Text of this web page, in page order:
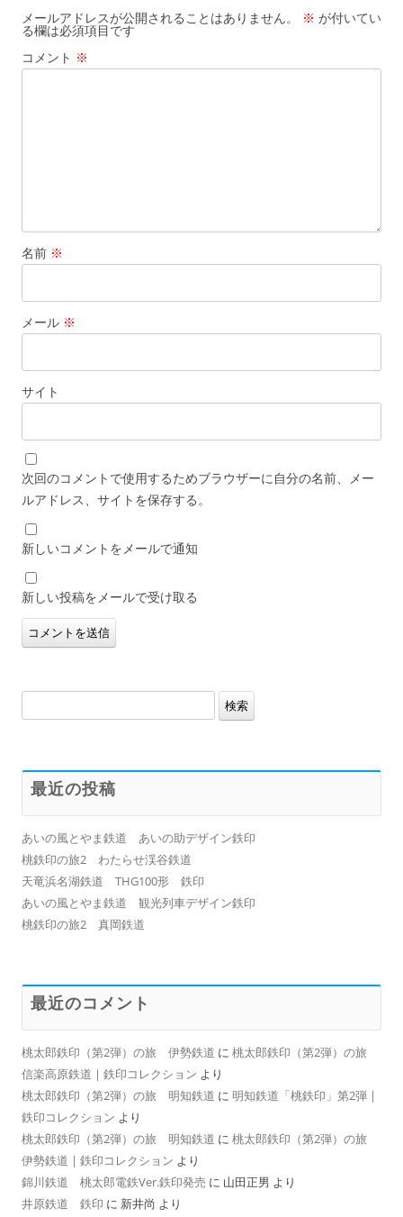
メールアドレスが公開されることはありません。 ※ が付いてい
る欄は必須項目です
コメント ※
名前 ※
メール ※
サイト
次回のコメントで使用するためブラウザーに自分の名前、メー
ルアドレス、サイトを保存する。
新しいコメントをメールで通知
新しい投稿をメールで受け取る
索:
最近の投稿
あいの風とやま鉄道 あいの助デザイン鉄印
桃鉄印の旅2 わたらせ渓谷鉄道
天竜浜名湖鉄道 THG100形 鉄印
あいの風とやま鉄道 観光列車デザイン鉄印
桃鉄印の旅2 真岡鉄道
最近のコメント
桃太郎鉄印（第2弾）の旅 伊勢鉄道 に 桃太郎鉄印（第2弾）の旅
信楽高原鉄道 | 鉄印コレクション より
桃太郎鉄印（第2弾）の旅 明知鉄道 に 明知鉄道「桃鉄印」第2弾 |
鉄印コレクション より
桃太郎鉄印（第2弾）の旅 明知鉄道 に 桃太郎鉄印（第2弾）の旅
伊勢鉄道 | 鉄印コレクション より
錦川鉄道 桃太郎電鉄Ver.鉄印発売 に 山田正男 より
井原鉄道 鉄印 に 新井尚 より